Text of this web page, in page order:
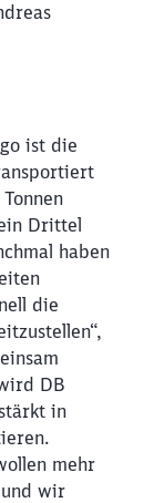
ist die
Drittel
haben
die
DB
in
mehr
wir